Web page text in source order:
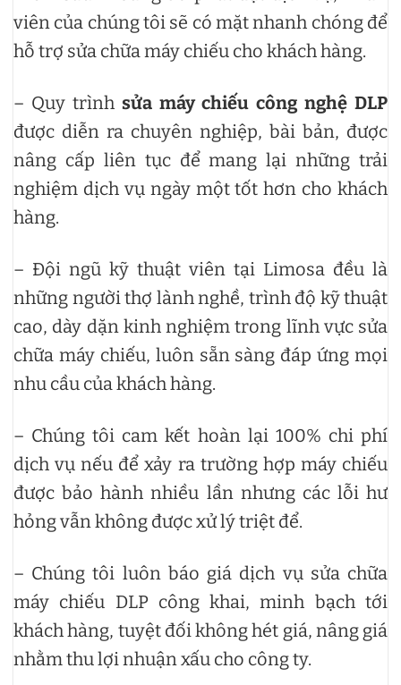
viên của chúng tôi sẽ có mặt nhanh chóng để
hỗ trợ sửa chữa máy chiếu cho khách hàng.
– Quy trình sửa máy chiếu công nghệ DLP
được diễn ra chuyên nghiệp, bài bản, được
nâng cấp liên tục để mang lại những trải
nghiệm dịch vụ ngày một tốt hơn cho khách
hàng.
– Đội ngũ kỹ thuật viên tại Limosa đều là
những người thợ lành nghề, trình độ kỹ thuật
cao, dày dặn kinh nghiệm trong lĩnh vực sửa
chữa máy chiếu, luôn sẵn sàng đáp ứng mọi
nhu cầu của khách hàng.
– Chúng tôi cam kết hoàn lại 100% chi phí
dịch vụ nếu để xảy ra trường hợp máy chiếu
được bảo hành nhiều lần nhưng các lỗi hư
hỏng vẫn không được xử lý triệt để.
– Chúng tôi luôn báo giá dịch vụ sửa chữa
máy chiếu DLP công khai, minh bạch tới
khách hàng, tuyệt đối không hét giá, nâng giá
nhằm thu lợi nhuận xấu cho công ty.